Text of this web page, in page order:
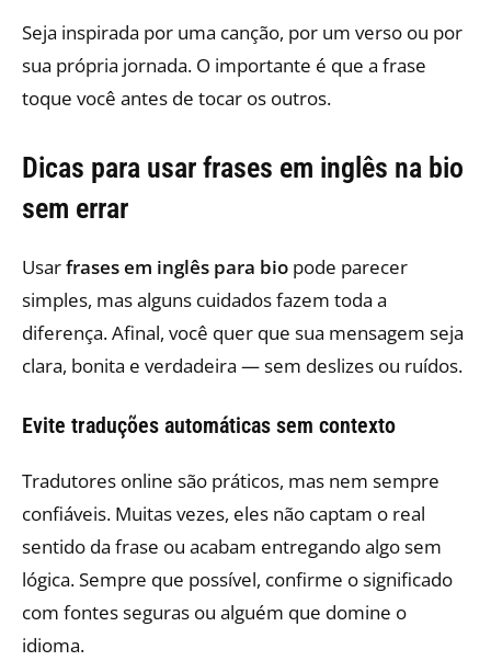
Seja inspirada por uma canção, por um verso ou por
sua própria jornada. O importante é que a frase
toque você antes de tocar os outros.
Dicas para usar frases em inglês na bio
sem errar
Usarfrases em inglês para bio pode parecer
simples, mas alguns cuidados fazem toda a
diferença. Afinal, você quer que sua mensagem seja
clara, bonita e verdadeira — sem deslizes ou ruídos.
Evite traduções automáticas sem contexto
Tradutores online são práticos, mas nem sempre
confiáveis. Muitas vezes, eles não captam o real
sentido da frase ou acabam entregando algo sem
lógica. Sempre que possível, confirme o significado
com fontes seguras ou alguém que domine o
idioma.